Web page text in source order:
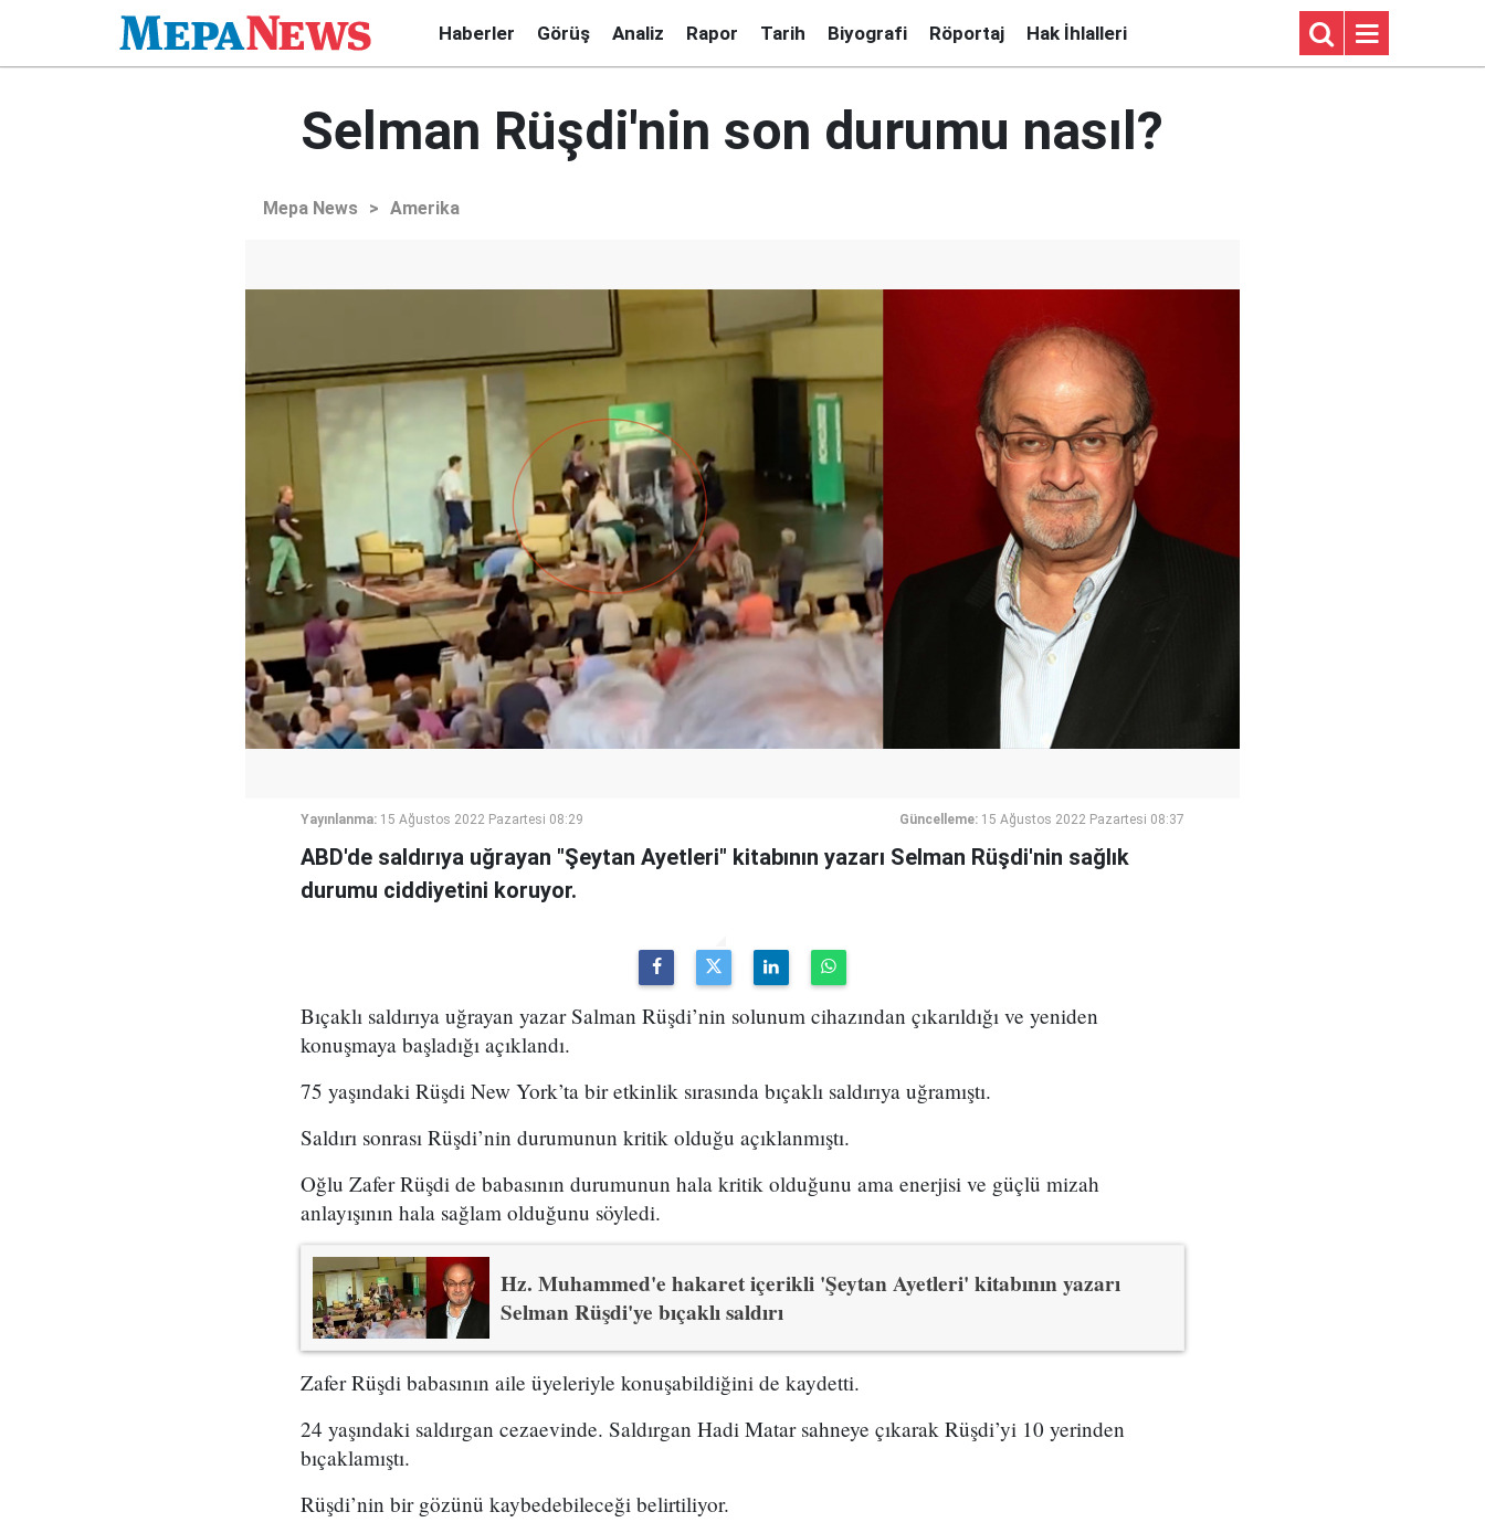
Haberler Görüş Analiz Rapor Tarih Biyografi Röportaj Hak İhlalleri
Selman Rüşdi'nin son durumu nasıl?
Mepa News > Amerika
Yayınlanma: 15 Ağustos 2022 Pazartesi 08:29 Güncelleme: 15 Ağustos 2022 Pazartesi 08:37
ABD'de saldırıya uğrayan "Şeytan Ayetleri" kitabının yazarı Selman Rüşdi'nin sağlık
durumu ciddiyetini koruyor.
Bıçaklı saldırıya uğrayan yazar Salman Rüşdi’nin solunum cihazından çıkarıldığı ve yeniden
konuşmaya başladığı açıklandı.
75 yaşındaki Rüşdi New York’ta bir etkinlik sırasında bıçaklı saldırıya uğramıştı.
Saldırı sonrası Rüşdi’nin durumunun kritik olduğu açıklanmıştı.
Oğlu Zafer Rüşdi de babasının durumunun hala kritik olduğunu ama enerjisi ve güçlü mizah
anlayışının hala sağlam olduğunu söyledi.
Hz. Muhammed'e hakaret içerikli 'Şeytan Ayetleri' kitabının yazarı
Selman Rüşdi'ye bıçaklı saldırı
Zafer Rüşdi babasının aile üyeleriyle konuşabildiğini de kaydetti.
24 yaşındaki saldırgan cezaevinde. Saldırgan Hadi Matar sahneye çıkarak Rüşdi’yi 10 yerinden
bıçaklamıştı.
Rüşdi’nin bir gözünü kaybedebileceği belirtiliyor.